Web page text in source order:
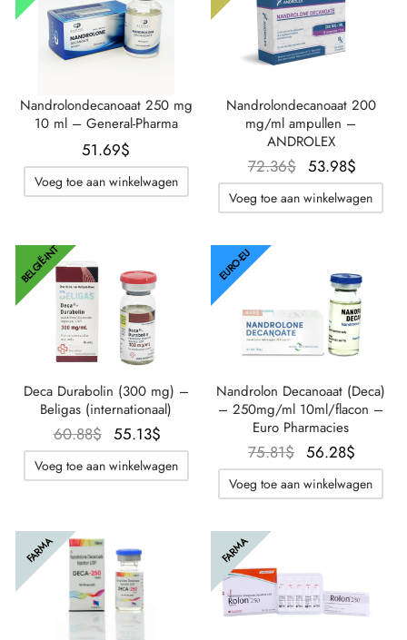
Nandrolondecanoaat 250 mg
10 ml – General-Pharma
51.69$
Voeg toe aan winkelwagen
Nandrolondecanoaat 200
mg/ml ampullen –
ANDROLEX
72.36$ Oorspronkelijke
prijs was:
72.36$.
53.98$
prijs is:
Voeg toe aan winkelwagen
BELGIË-INT
Deca Durabolin (300 mg) –
Beligas (internationaal)
60.88$ Oorspronkelijke
prijs was:
60.88$.
55.13$
huidige
prijs is:
Voeg toe aan winkelwagen
EURO-EU
Nandrolon Decanoaat (Deca)
– 250mg/ml 10ml/flacon –
Euro Pharmacies
75.81$ Oorspronkelijke
prijs was:
75.81$.
56.28$
prijs is:
Voeg toe aan winkelwagen
FARMA FARMA